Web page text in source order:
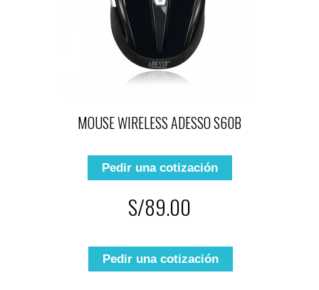
MOUSE WIRELESS ADESSO S60B
Pedir una cotización
S/89.00
Pedir una cotización